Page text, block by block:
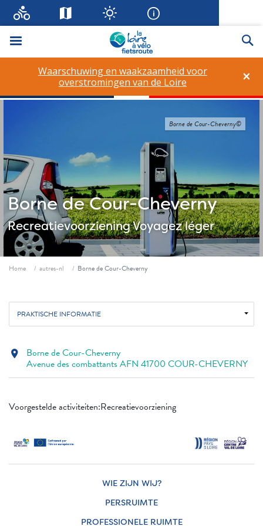
Menu
×
Waarschuwing en waakzaamheid voor
overstromingen van de Loire
Borne de Cour-Cheverny
RecreatievoorzieningVoyagez léger
Borne de Cour-Cheverny©
Fil d'ariane
Home autres-nl Borne de Cour-Cheverny
PRAKTISCHE INFORMATIE
Voorgestelde activiteiten:Recreatievoorziening
location_on Borne de Cour-Cheverny
Avenue des combattants AFN 41700 COUR-CHEVERNY
WIE ZIJN WIJ?
PERSRUIMTE
PROFESSIONELE RUIMTE